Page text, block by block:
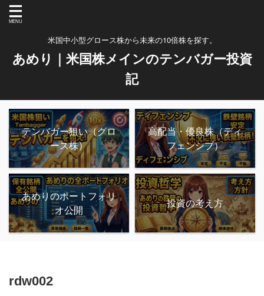
米国中小型グロース株から未来の10倍株を探す。
あめり｜米国株メインのテンバガー投資
記
テンバガー狙い（グロ
ース株）
高配当・優良株（ディ
フェンシブ）
あめりのポートフォリ
オ公開
投資の考え方
rdw002